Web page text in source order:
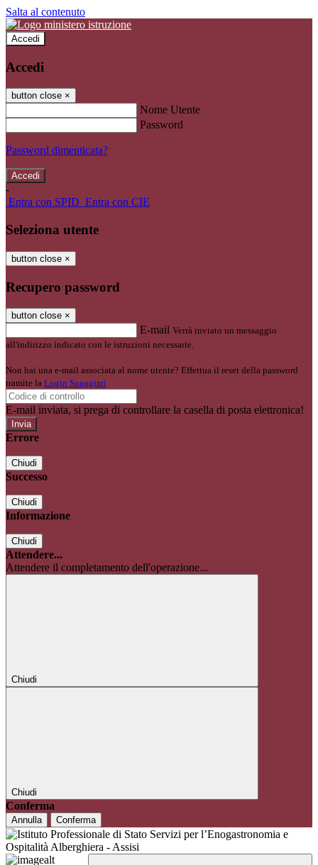
Salta al contenuto
Accedi
Accedi
button close ×
Nome Utente
Password
Password dimenticata?
-
Entra con SPID Entra con CIE
Seleziona utente
button close ×
Recupero password
button close ×
E-mail Verrà inviato un messaggio
all'indirizzo indicato con le istruzioni necessarie.
Non hai una e-mail associata al nome utente? Effettua il reset della password
tramite la Login Spaggiari
E-mail inviata, si prega di controllare la casella di posta elettronica!
Errore
Chiudi
Successo
Chiudi
Informazione
Chiudi
Attendere...
Attendere il completamento dell'operazione...
Chiudi
Chiudi
Conferma
Annulla Conferma